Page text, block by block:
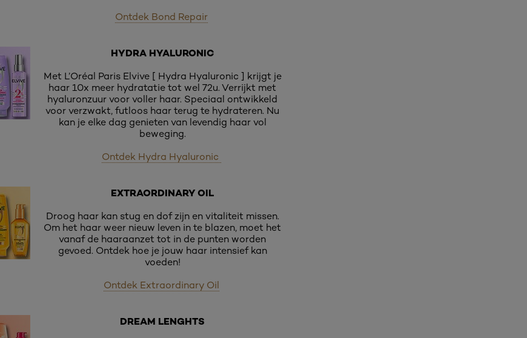
Ontdek Bond Repair
HYDRA HYALURONIC
Met L’Oréal Paris Elvive [ Hydra Hyaluronic ] krijgt je
haar 10x meer hydratatie tot wel 72u. Verrijkt met
hyaluronzuur voor voller haar. Speciaal ontwikkeld
voor verzwakt, futloos haar terug te hydrateren. Nu
kan je elke dag genieten van levendig haar vol
beweging.
Ontdek Hydra Hyaluronic
EXTRAORDINARY OIL
Droog haar kan stug en dof zijn en vitaliteit missen.
Om het haar weer nieuw leven in te blazen, moet het
vanaf de haaraanzet tot in de punten worden
gevoed. Ontdek hoe je jouw haar intensief kan
voeden!
Ontdek Extraordinary Oil
DREAM LENGHTS